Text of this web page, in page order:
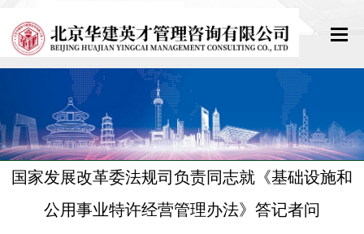
关于我们
新闻中心
政策法规
国家发展改革委法规司负责同志就《基础设施和
公用事业特许经营管理办法》答记者问